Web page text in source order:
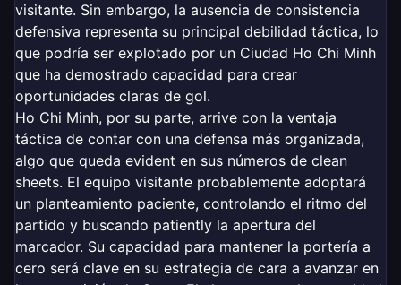
visitante. Sin embargo, la ausencia de consistencia
defensiva representa su principal debilidad táctica, lo
que podría ser explotado por un Ciudad Ho Chi Minh
que ha demostrado capacidad para crear
oportunidades claras de gol.
Ho Chi Minh, por su parte, arrive con la ventaja
táctica de contar con una defensa más organizada,
algo que queda evident en sus números de clean
sheets. El equipo visitante probablemente adoptará
un planteamiento paciente, controlando el ritmo del
partido y buscando patiently la apertura del
marcador. Su capacidad para mantener la portería a
cero será clave en su estrategia de cara a avanzar en